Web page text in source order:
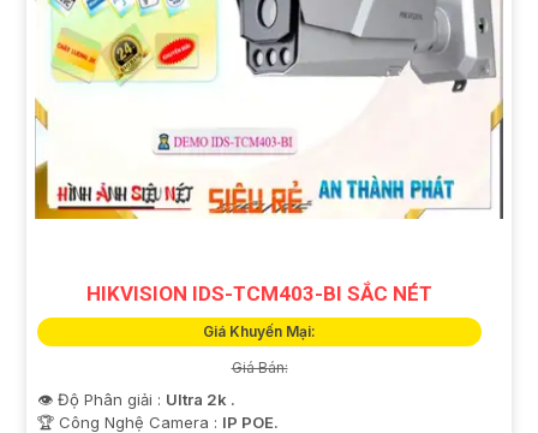
HIKVISION IDS-TCM403-BI SẮC NÉT
Giá Khuyến Mại:
Giá Bán:
👁 Độ Phân giải : Ultra 2k .
🏆 Công Nghệ Camera : IP POE.